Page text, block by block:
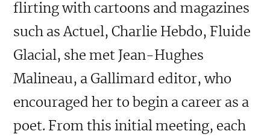
flirting with cartoons and magazines
such as Actuel, Charlie Hebdo, Fluide
Glacial, she met Jean-Hughes
Malineau, a Gallimard editor, who
encouraged her to begin a career as a
poet. From this initial meeting, each